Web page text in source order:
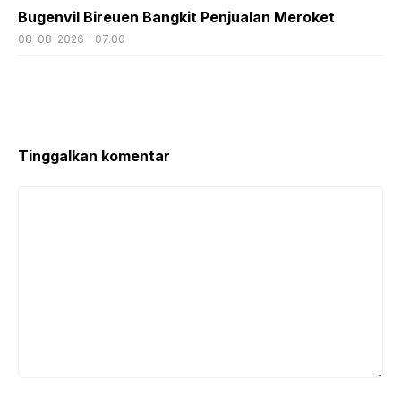
Bugenvil Bireuen Bangkit Penjualan Meroket
08-08-2026 - 07.00
Tinggalkan komentar